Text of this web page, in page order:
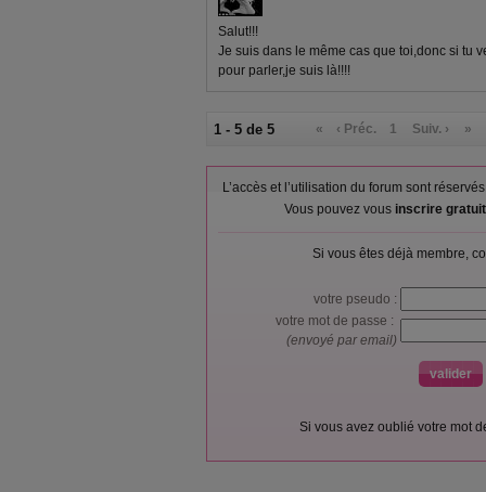
Salut!!!
Je suis dans le même cas que toi,donc si tu
pour parler,je suis là!!!!
1 - 5 de 5 « ‹ Préc. 1 Suiv. › »
L’accès et l’utilisation du forum sont
Vous pouvez vous inscrire
Si vous êtes déjà membre,
votre pseudo :
votre mot de passe :
(envoyé par email)
Si vous avez oublié votre mot